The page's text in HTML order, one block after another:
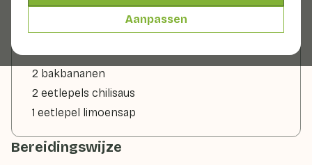
Aanpassen
2 bakbananen
2 eetlepels chilisaus
1 eetlepel limoensap
Bereidingswijze